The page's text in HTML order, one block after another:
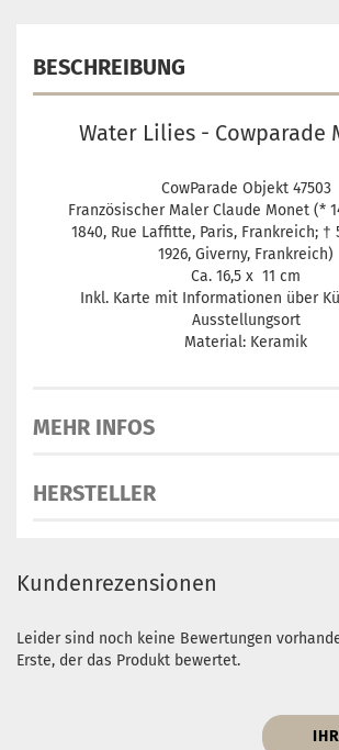
BESCHREIBUNG
Water Lilies - Cowparade
CowParade Objekt 47503
Französischer Maler Claude Monet (*
1840, Rue Laffitte, Paris, Frankreich; †
1926, Giverny, Frankreich)
Ca. 16,5 x 11 cm
Inkl. Karte mit Informationen über
Ausstellungsort
Material: Keramik
MEHR INFOS
HERSTELLER
Kundenrezensionen
Leider sind noch keine Bewertungen
Erste, der das Produkt bewertet.